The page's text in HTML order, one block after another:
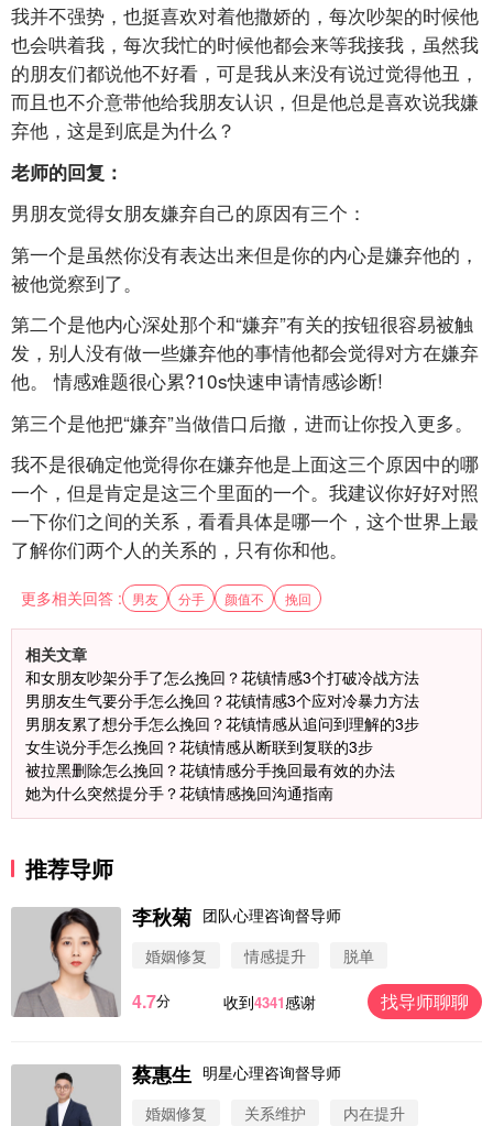
我并不强势，也挺喜欢对着他撒娇的，每次吵架的时候他
也会哄着我，每次我忙的时候他都会来等我接我，虽然我
的朋友们都说他不好看，可是我从来没有说过觉得他丑，
而且也不介意带他给我朋友认识，但是他总是喜欢说我嫌
弃他，这是到底是为什么？
老师的回复：
男朋友觉得女朋友嫌弃自己的原因有三个：
第一个是虽然你没有表达出来但是你的内心是嫌弃他的，
被他觉察到了。
第二个是他内心深处那个和“嫌弃”有关的按钮很容易被触
发，别人没有做一些嫌弃他的事情他都会觉得对方在嫌弃
他。 情感难题很心累?10s快速申请情感诊断!
第三个是他把“嫌弃”当做借口后撤，进而让你投入更多。
我不是很确定他觉得你在嫌弃他是上面这三个原因中的哪
一个，但是肯定是这三个里面的一个。我建议你好好对照
一下你们之间的关系，看看具体是哪一个，这个世界上最
了解你们两个人的关系的，只有你和他。
更多相关回答 : 男友 分手 颜值不 挽回
相关文章
和女朋友吵架分手了怎么挽回？花镇情感3个打破冷战方法
男朋友生气要分手怎么挽回？花镇情感3个应对冷暴力方法
男朋友累了想分手怎么挽回？花镇情感从追问到理解的3步
女生说分手怎么挽回？花镇情感从断联到复联的3步
被拉黑删除怎么挽回？花镇情感分手挽回最有效的办法
她为什么突然提分手？花镇情感挽回沟通指南
推荐导师
李秋菊 团队心理咨询督导师
婚姻修复
情感提升 脱单
4.7分 收到4341感谢 找导师聊聊
蔡惠生 明星心理咨询督导师
婚姻修复
关系维护 内在提升
微信用户 圆圈 通过此页面咨询，已获得专属情感方
案